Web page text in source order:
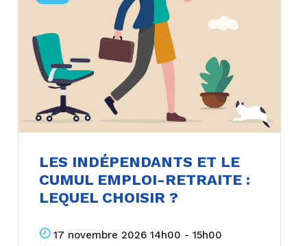
LES INDÉPENDANTS ET LE
CUMUL EMPLOI-RETRAITE :
LEQUEL CHOISIR ?
17 novembre 2026 14h00 - 15h00